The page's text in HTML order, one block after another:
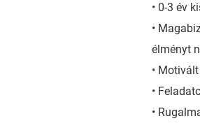
• 0-3 év
•
élményt
•
•
•